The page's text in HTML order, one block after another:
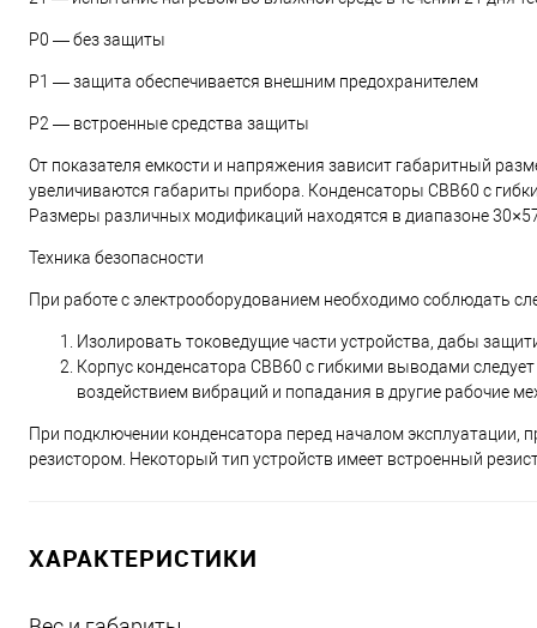
Р0 — без защиты
Р1 — защита обеспечивается внешним предохранителем
Р2 — встроенные средства защиты
От показателя емкости и напряжения зависит габаритный
увеличиваются габариты прибора. Конденсаторы СВВ60 с
Размеры различных модификаций находятся в диапазоне
Техника безопасности
При работе с электрооборудованием необходимо соблюдать
Изолировать токоведущие части устройства, дабы
Корпус конденсатора СВВ60 с гибкими выводами
воздействием вибраций и попадания в другие рабочие
При подключении конденсатора перед началом эксплуатации,
резистором. Некоторый тип устройств имеет встроенный
ХАРАКТЕРИСТИКИ